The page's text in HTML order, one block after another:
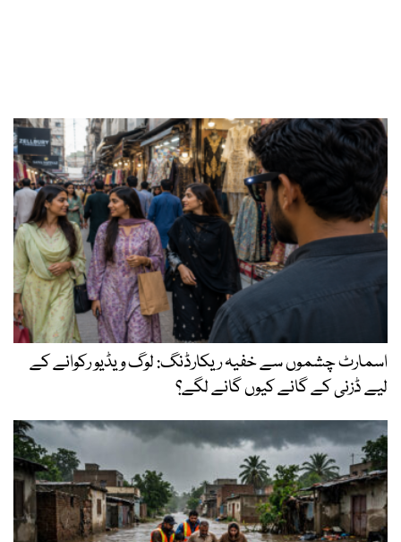
اسمارٹ چشموں سے خفیہ ریکارڈنگ: لوگ ویڈیو رکوانے کے
لیے ڈزنی کے گانے کیوں گانے لگے؟